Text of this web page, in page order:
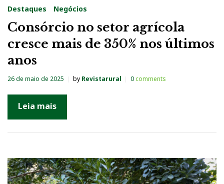
Destaques Negócios
Consórcio no setor agrícola
cresce mais de 350% nos últimos
anos
26 de maio de 2025 by Revistarural 0comments
Leia mais